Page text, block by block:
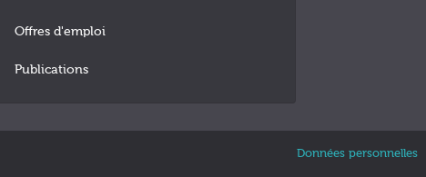
Offres d'emploi
Publications
Données personnelles